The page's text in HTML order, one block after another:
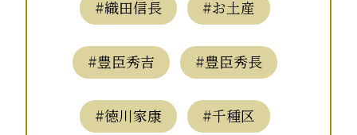
#織田信長 #お土産
#豊臣秀吉 #豊臣秀長
#徳川家康 #千種区